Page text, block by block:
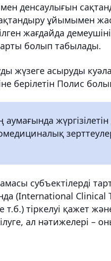
денсаулығын
ұйымымен
жағдайда
болып табылады.
жүзеге асыруды
берілетін Полис
субъектілерді
(International
тіркелуі қажет
ал нәтижелері –